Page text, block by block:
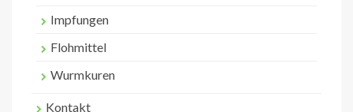
Impfungen
Flohmittel
Wurmkuren
Kontakt